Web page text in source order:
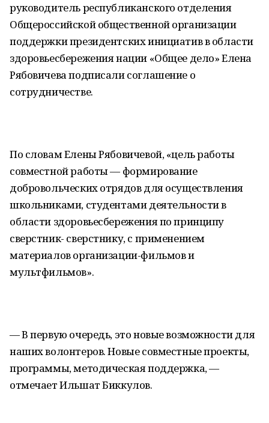
руководитель республиканского отделения
Общероссийской общественной организации
поддержки президентских инициатив в области
здоровьесбережения нации «Общее дело» Елена
Рябовичева подписали соглашение о
сотрудничестве.
По словам Елены Рябовичевой, «цель работы
совместной работы — формирование
добровольческих отрядов для осуществления
школьниками, студентами деятельности в
области здоровьесбережения по принципу
сверстник- сверстнику, с применением
материалов организации-фильмов и
мультфильмов».
— В первую очередь, это новые возможности для
наших волонтеров. Новые совместные проекты,
программы, методическая поддержка, —
отмечает Ильшат Биккулов.